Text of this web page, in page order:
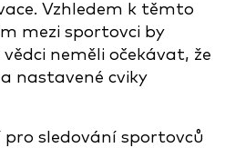
Vzhledem k těmto
mezi sportovci by
neměli očekávat, že
nastavené cviky
pro sledování sportovců